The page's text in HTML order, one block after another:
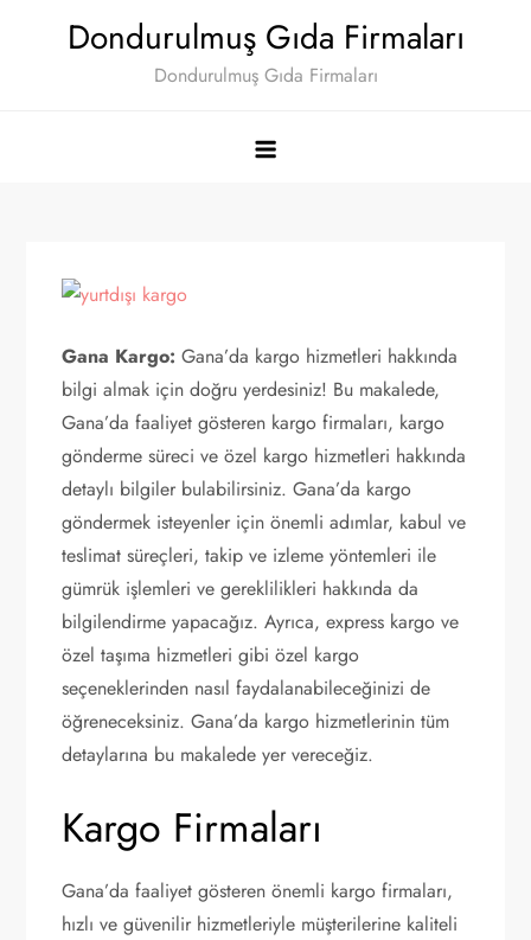
Dondurulmuş Gıda Firmaları
Dondurulmuş Gıda Firmaları
Gana Kargo: Gana’da kargo hizmetleri hakkında
bilgi almak için doğru yerdesiniz! Bu makalede,
Gana’da faaliyet gösteren kargo firmaları, kargo
gönderme süreci ve özel kargo hizmetleri hakkında
detaylı bilgiler bulabilirsiniz. Gana’da kargo
göndermek isteyenler için önemli adımlar, kabul ve
teslimat süreçleri, takip ve izleme yöntemleri ile
gümrük işlemleri ve gereklilikleri hakkında da
bilgilendirme yapacağız. Ayrıca, express kargo ve
özel taşıma hizmetleri gibi özel kargo
seçeneklerinden nasıl faydalanabileceğinizi de
öğreneceksiniz. Gana’da kargo hizmetlerinin tüm
detaylarına bu makalede yer vereceğiz.
Kargo Firmaları
Gana’da faaliyet gösteren önemli kargo firmaları,
hızlı ve güvenilir hizmetleriyle müşterilerine kaliteli